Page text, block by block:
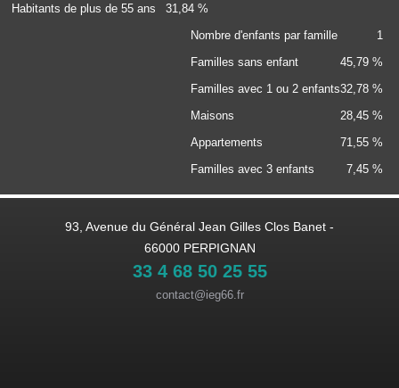
Habitants de plus de 55 ans
31,84 %
Nombre d'enfants par famille
1
Familles sans enfant
45,79 %
Familles avec 1 ou 2 enfants32,78 %
Maisons
28,45 %
Appartements
71,55 %
Familles avec 3 enfants
7,45 %
93, Avenue du Général Jean Gilles Clos Banet -
66000 PERPIGNAN
33 4 68 50 25 55
contact@ieg66.fr